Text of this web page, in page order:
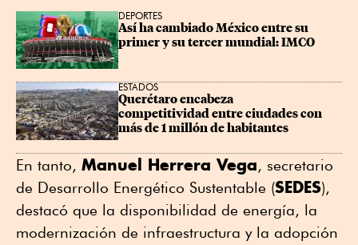
DEPORTES
Así ha cambiado México entre su
primer y su tercer mundial: IMCO
ESTADOS
Querétaro encabeza
competitividad entre ciudades con
más de 1 millón de habitantes
En tanto, Manuel Herrera Vega, secretario
de Desarrollo Energético Sustentable (SEDES),
destacó que la disponibilidad de energía, la
modernización de infraestructura y la adopción